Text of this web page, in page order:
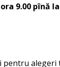
9.00 pînă la